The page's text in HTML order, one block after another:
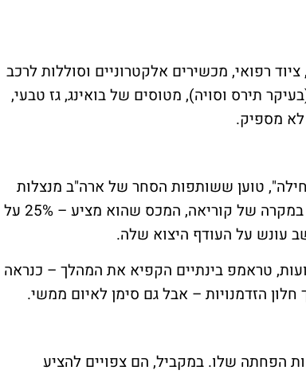
רפואי, מכשירים אלקטרוניים וסוללות לרכב
תירס וסויה), מטוסים של בואינג, גז טבעי,
לא מספיק.
טוען ששותפות הסחר של ארה"ב מנצלות
את המדינה כבר שנים – ושהגיע הזמן להשיב מלחמה. במקרה של קוריאה, המכס שהוא מציע – 25% על
עונש על העודף היצוא שלה.
טראמפ בינתיים הקפיא את המהלך – כנראה
הזדמנויות – אבל גם סימן לאיום ממשי.
הפחתה שלו. במקביל, הם צפויים להציע